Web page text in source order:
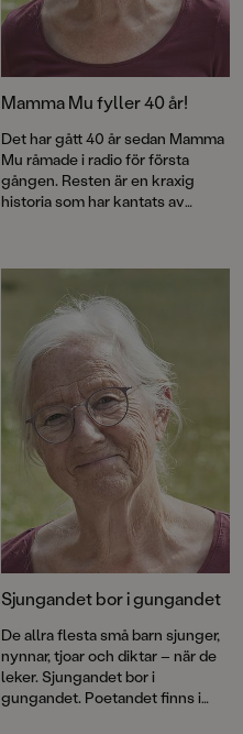
Mamma Mu fyller 40 år!
Det har gått 40 år sedan Mamma
Mu råmade i radio för första
gången. Resten är en kraxig
historia som har kantats av
jubileet med en ny pekbok:
Kråkans kläder.
Sjungandet bor i gungandet
De allra flesta små barn sjunger,
nynnar, tjoar och diktar – när de
leker. Sjungandet bor i
gungandet. Poetandet finns i